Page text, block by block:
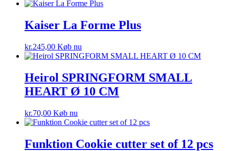
Kaiser La Forme Plus
kr.245,00 Køb nu
Heirol SPRINGFORM SMALL
HEART Ø 10 CM
kr.70,00 Køb nu
Funktion Cookie cutter set of 12 pcs